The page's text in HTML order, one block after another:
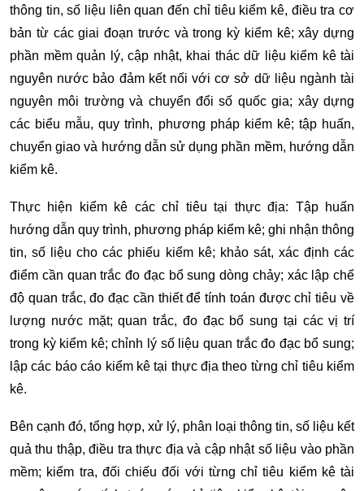
thông tin, số liệu liên quan đến chỉ tiêu kiểm kê, điều tra cơ
bản từ các giai đoạn trước và trong kỳ kiểm kê; xây dựng
phần mềm quản lý, cập nhật, khai thác dữ liệu kiểm kê tài
nguyên nước bảo đảm kết nối với cơ sở dữ liệu ngành tài
nguyên môi trường và chuyển đổi số quốc gia; xây dựng
các biểu mẫu, quy trình, phương pháp kiểm kê; tập huấn,
chuyển giao và hướng dẫn sử dụng phần mềm, hướng dẫn
kiểm kê.
Thực hiện kiểm kê các chỉ tiêu tại thực địa: Tập huấn
hướng dẫn quy trình, phương pháp kiểm kê; ghi nhận thông
tin, số liệu cho các phiếu kiểm kê; khảo sát, xác định các
điểm cần quan trắc đo đạc bổ sung dòng chảy; xác lập chế
độ quan trắc, đo đạc cần thiết để tính toán được chỉ tiêu về
lượng nước mặt; quan trắc, đo đạc bổ sung tại các vị trí
trong kỳ kiểm kê; chỉnh lý số liệu quan trắc đo đạc bổ sung;
lập các báo cáo kiểm kê tại thực địa theo từng chỉ tiêu kiểm
kê.
Bên cạnh đó, tổng hợp, xử lý, phân loại thông tin, số liệu kết
quả thu thập, điều tra thực địa và cập nhật số liệu vào phần
mềm; kiểm tra, đối chiếu đối với từng chỉ tiêu kiểm kê tài